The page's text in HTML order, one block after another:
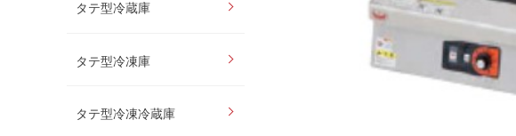
タテ型冷蔵庫
タテ型冷凍庫
タテ型冷凍冷蔵庫